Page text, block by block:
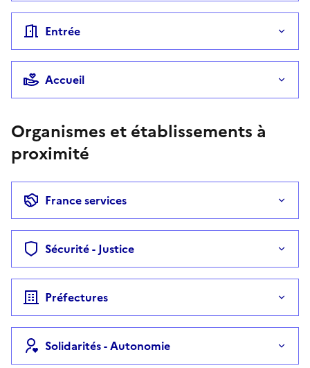
Entrée
Accueil
Organismes et établissements à
proximité
France services
Sécurité - Justice
Préfectures
Solidarités - Autonomie